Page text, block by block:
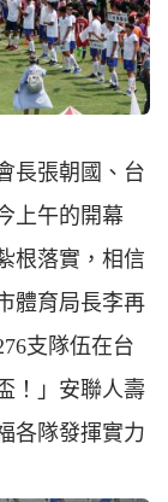
長張朝國、台
上午的開幕
根落實，相信
體育局長李再
支隊伍在台
！」安聯人壽
各隊發揮實力